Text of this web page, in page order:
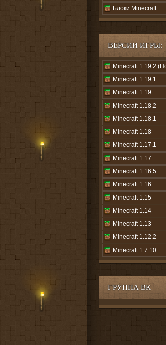
Блоки Minecraft
ВЕРСИИ ИГРЫ:
Minecraft 1.19.2
Minecraft 1.19.1
Minecraft 1.19
Minecraft 1.18.2
Minecraft 1.18.1
Minecraft 1.18
Minecraft 1.17.1
Minecraft 1.17
Minecraft 1.16.5
Minecraft 1.16
Minecraft 1.15
Minecraft 1.14
Minecraft 1.13
Minecraft 1.12.2
Minecraft 1.7.10
ГРУППА ВК